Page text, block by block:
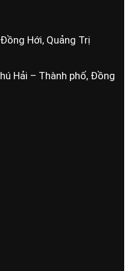
Hới, Quảng Trị
Hải – Thành phố, Đồng